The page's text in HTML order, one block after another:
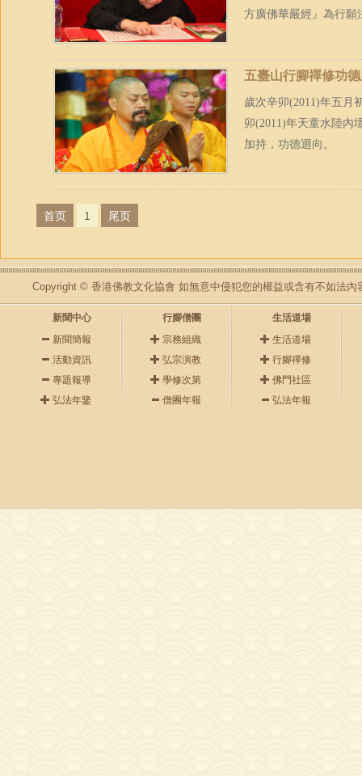
方廣佛華嚴經』為行願
五臺山行腳禪修功
歲次辛卯(2011)年五月
卯(2011)年天童水陸內
加持，功德迴向。
首页 1 尾页
Copyright © 香港佛教文化協會 如無意中侵犯您的權益或含有不如法內
新聞中心
新聞簡報
活動資訊
專題報導
弘法年鑒
行腳僧團
宗務組織
弘宗演教
學修次第
僧團年報
生活道場
生活道場
行腳禪修
佛門社區
弘法年報